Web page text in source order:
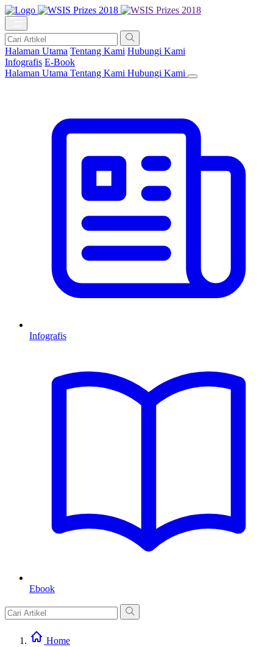
Halaman Utama Tentang Kami Hubungi Kami
Infografis E-Book
Halaman Utama Tentang Kami Hubungi Kami
Infografis
Ebook
Home